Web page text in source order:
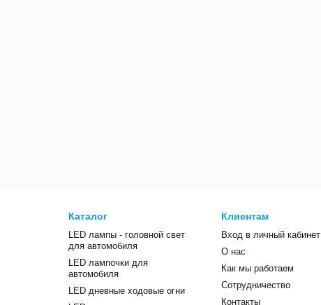
Каталог
LED лампы - головной свет
для автомобиля
LED лампочки для
автомобиля
LED дневные ходовые огни
Клиентам
Вход в личный кабинет
О нас
Как мы работаем
Сотрудничество
Контакты